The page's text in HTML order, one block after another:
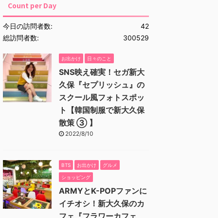
Count per Day
42
今日の訪問者数:
300529
総訪問者数:
お出かけ 日々のこと
SNS映え確実！セガ新大
久保『セプリッシュ』の
スクール風フォトスポッ
ト【韓国制服で新大久保
散策 ③ 】
2022/8/10
BTS お出かけ グルメ
ショッピング
ARMYとK-POPファンに
イチオシ！新大久保のカ
フェ『フラワーカフェ